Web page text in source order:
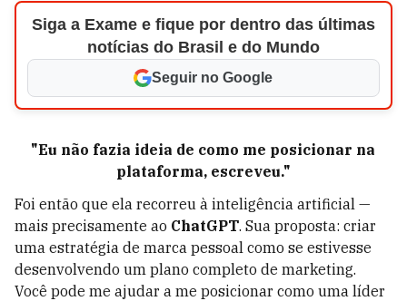
Siga a Exame e fique por dentro das últimas
notícias do Brasil e do Mundo
Seguir no Google
"Eu não fazia ideia de como me posicionar na
plataforma, escreveu."
Foi então que ela recorreu à inteligência artificial —
mais precisamente ao ChatGPT. Sua proposta: criar
uma estratégia de marca pessoal como se estivesse
desenvolvendo um plano completo de marketing.
Você pode me ajudar a me posicionar como uma líder